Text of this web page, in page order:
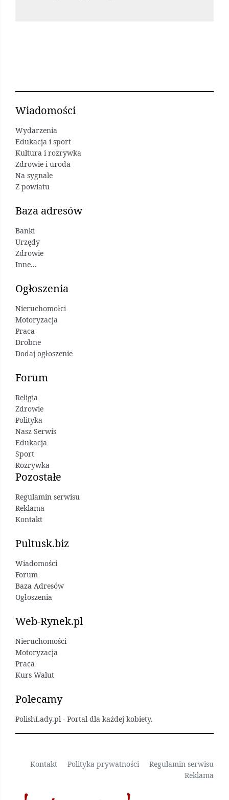
Wiadomości
Wydarzenia
Edukacja i sport
Kultura i rozrywka
Zdrowie i uroda
Na sygnale
Z powiatu
Baza adresów
Banki
Urzędy
Zdrowie
Inne...
Ogłoszenia
Nieruchomołci
Motoryzacja
Praca
Drobne
Dodaj ogłoszenie
Forum
Religia
Zdrowie
Polityka
Nasz Serwis
Edukacja
Sport
Rozrywka
Pozostałe
Regulamin serwisu
Reklama
Kontakt
Pultusk.biz
Wiadomości
Forum
Baza Adresów
Ogłoszenia
Web-Rynek.pl
Nieruchomości
Motoryzacja
Praca
Kurs Walut
Polecamy
PolishLady.pl - Portal dla każdej kobiety.
Kontakt Polityka prywatności
Regulamin serwisu
Reklama